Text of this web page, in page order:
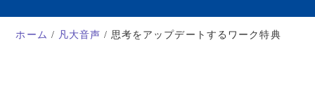
ホーム 凡大音声 思考をアップデートするワーク特典